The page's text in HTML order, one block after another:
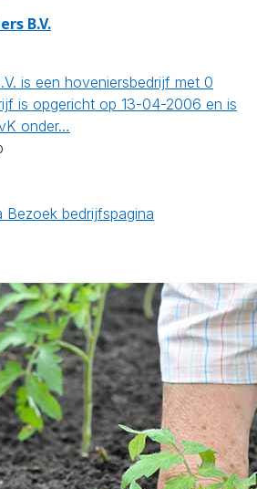
B.V.
is een hoveniersbedrijf met 0
is opgericht op 13-04-2006 en is
onder…
Bezoek bedrijfspagina